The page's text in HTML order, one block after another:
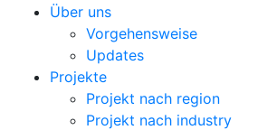
Über uns
Vorgehensweise
Updates
Projekte
Projekt nach region
Projekt nach industry